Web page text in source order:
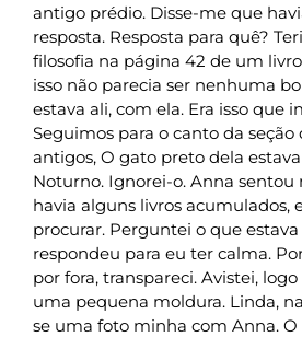
antigo prédio. Disse-me que
resposta. Resposta para quê?
filosofia na página 42 de um
isso não parecia ser nenhuma
estava ali, com ela. Era isso que
Seguimos para o canto da
antigos, O gato preto dela
Noturno. Ignorei-o. Anna sentou
havia alguns livros acumulados,
procurar. Perguntei o que
respondeu para eu ter calma.
por fora, transpareci. Avistei,
uma pequena moldura. Linda,
se uma foto minha com Anna.